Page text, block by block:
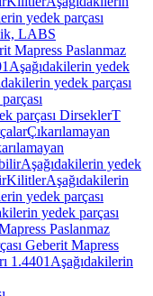
yedek parçası
LABS
Mapress Paslanmaz
Aşağıdakilerin yedek
yedek parçası
parçası DirseklerT
Çıkarılamayan
Aşağıdakilerin yedek
KilitlerAşağıdakilerin
yedek parçası
yedek parçası
Paslanmaz
Geberit Mapress
1.4401 Aşağıdakilerin